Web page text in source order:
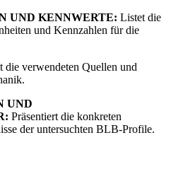
UND KENNWERTE: Listet die
und Kennzahlen für die
die verwendeten Quellen und
UND
Präsentiert die konkreten
der untersuchten BLB-Profile.